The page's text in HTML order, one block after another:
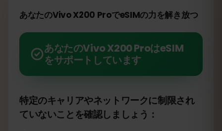
あなたのVivo X200 ProでeSIMの力を解き放つ
あなたのVivo X200 ProはeSIM
をサポートしています
特定のキャリアやネットワークに制限され
ていないことを確認しましょう：